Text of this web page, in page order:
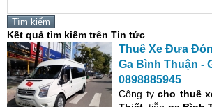
Kết quả tìm kiếm trên Tin tức
Thuê Xe Đưa Đón
Ga Bình Thuận -
0898885945
Công ty cho thuê